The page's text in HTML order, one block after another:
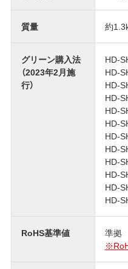
質量 約
グリーン購入法
（2023年2月施
行）
HD-
HD-
HD-
HD-
HD-
HD-
HD-
HD-
HD-
HD-
HD-
HD-
RoHS基準値
準拠